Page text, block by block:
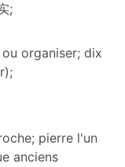
;
organiser; dix
pierre l'un
anciens